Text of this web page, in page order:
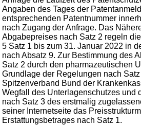
Angaben des Tages der
entsprechenden Patentnummer
nach Zugang der Anfrage. Das
Abgabepreises nach Satz 2 regeln
5 Satz 1 bis zum 31. Januar 2022 in
nach Absatz 9. Zur Bestimmung des
Satz 2 durch den pharmazeutischen
Grundlage der Regelungen nach
Spitzenverband Bund der
Wegfall des Unterlagenschutzes und
nach Satz 3 des erstmalig
seiner Internetseite das
Erstattungsbetrages nach Satz 1.